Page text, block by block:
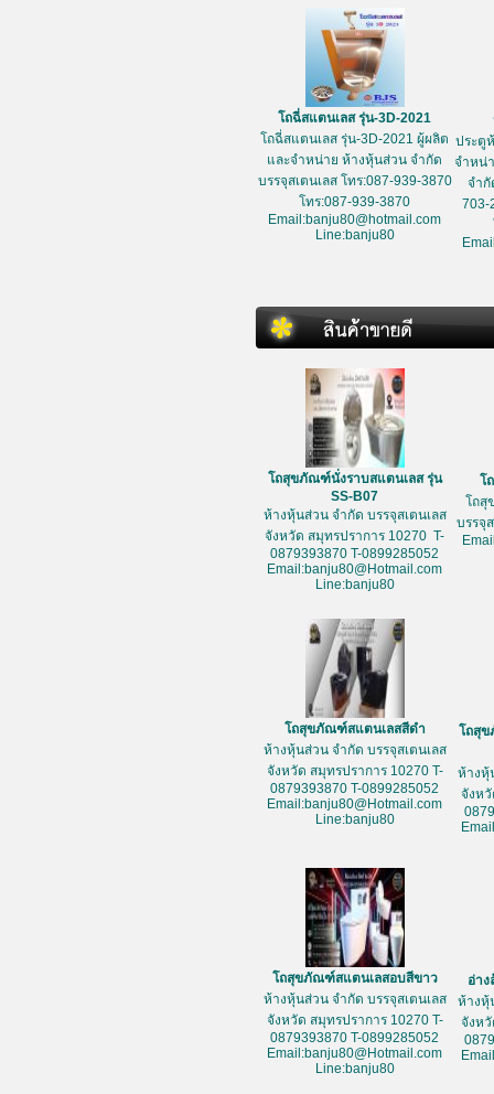
โถฉี่สแตนเลส รุ่น-3D-2021
โถฉี่สแตนเลส รุ่น-3D-2021 ผู้ผลิต
และจำหน่าย ห้างหุ้นส่วน จำกัด
บรรจุสเตนเลส โทร:087-939-3870
โทร:087-939-3870
Email:banju80@hotmail.com
Line:banju80
ประตู
จำหน่
จำกั
703-
โถสุขภัณฑ์นั่งราบสแตนเลส รุ่น
SS-B07
ห้างหุ้นส่วน จำกัด บรรจุสเตนเลส
จังหวัด สมุทรปราการ 10270 T-
0879393870 T-0899285052
Email:banju80@Hotmail.com
Line:banju80
โ
โถสุ
บรรจุ
โถสุขภัณฑ์สแตนเลสสีดำ
ห้างหุ้นส่วน จำกัด บรรจุสเตนเลส
จังหวัด สมุทรปราการ 10270 T-
0879393870 T-0899285052
Email:banju80@Hotmail.com
Line:banju80
โถสุ
ห้างหุ้
จังห
โถสุขภัณฑ์สแตนเลสอบสีขาว
ห้างหุ้นส่วน จำกัด บรรจุสเตนเลส
จังหวัด สมุทรปราการ 10270 T-
0879393870 T-0899285052
Email:banju80@Hotmail.com
Line:banju80
อ่า
ห้างหุ้
จังห